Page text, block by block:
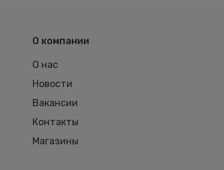
О компании
О нас
Новости
Вакансии
Контакты
Магазины